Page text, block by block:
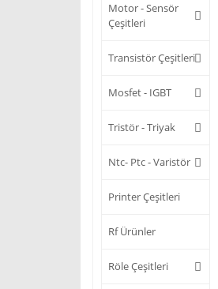
Motor - Sensör
Çeşitleri
Transistör Çeşitleri
Mosfet - IGBT
Tristör - Triyak
Ntc- Ptc - Varistör
Printer Çeşitleri
Rf Ürünler
Röle Çeşitleri